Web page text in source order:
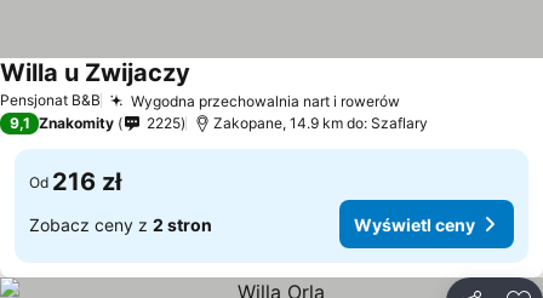
Pensjonat B&B Wygodna przechowalnia nart i rowerów
Willa u Zwijaczy
9,1 Znakomity 2225 Zakopane, 14.9 km do: Szaflary
Od 216 zł
Zobacz ceny z 2 stron Wyświetl ceny